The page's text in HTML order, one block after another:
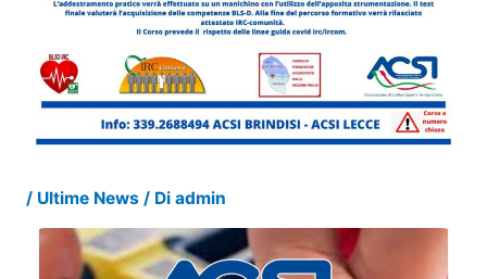
/ Ultime News/ Di admin